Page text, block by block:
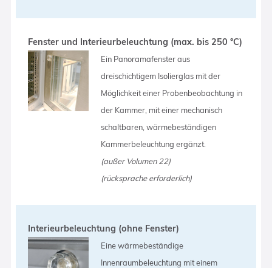
Fenster und Interieurbeleuchtung (max. bis 250 °C)
Ein Panoramafenster aus
dreischichtigem Isolierglas mit der
Möglichkeit einer Probenbeobachtung in
der Kammer, mit einer mechanisch
schaltbaren, wärmebeständigen
Kammerbeleuchtung ergänzt.
(außer Volumen 22)
(rücksprache erforderlich)
Interieurbeleuchtung (ohne Fenster)
Eine wärmebeständige
Innenraumbeleuchtung mit einem